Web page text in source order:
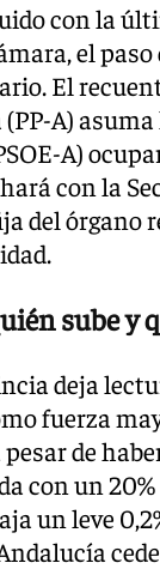
con la
el
El
(PP-A)
A)
con la
del órgano
sube y
deja
fuerza
pesar de
con un
un leve